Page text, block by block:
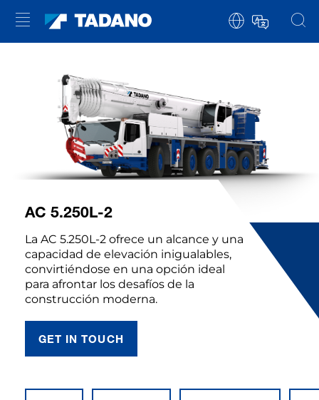
AC 5.250L-2
La AC 5.250L-2 ofrece un alcance y una
capacidad de elevación inigualables,
convirtiéndose en una opción ideal
para afrontar los desafíos de la
construcción moderna.
GET IN TOUCH